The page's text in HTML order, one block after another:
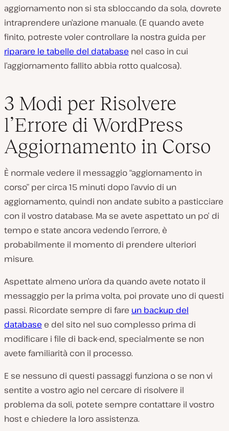
aggiornamento non si sta sbloccando da sola, dovrete
intraprendere un’azione manuale. (E quando avete
finito, potreste voler controllare la nostra guida per
riparare le tabelle del database nel caso in cui
l’aggiornamento fallito abbia rotto qualcosa).
3 Modi per Risolvere
l’Errore di WordPress
Aggiornamento in Corso
È normale vedere il messaggio “aggiornamento in
corso” per circa 15 minuti dopo l’avvio di un
aggiornamento, quindi non andate subito a pasticciare
con il vostro database. Ma se avete aspettato un po’ di
tempo e state ancora vedendo l’errore, è
probabilmente il momento di prendere ulteriori
misure.
Aspettate almeno un’ora da quando avete notato il
messaggio per la prima volta, poi provate uno di questi
passi. Ricordate sempre di fare un backup del
database e del sito nel suo complesso prima di
modificare i file di back-end, specialmente se non
avete familiarità con il processo.
E se nessuno di questi passaggi funziona o se non vi
sentite a vostro agio nel cercare di risolvere il
problema da soli, potete sempre contattare il vostro
host e chiedere la loro assistenza.